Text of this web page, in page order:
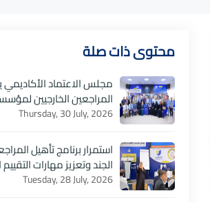
محتوى ذات صلة
مجلس الاعتماد الأكاديمي
المراجعين الخارجيين
Thursday, 30 July, 2026
استمرار برنامج تأهيل
الجند وتعزيز مهارات
Tuesday, 28 July, 2026